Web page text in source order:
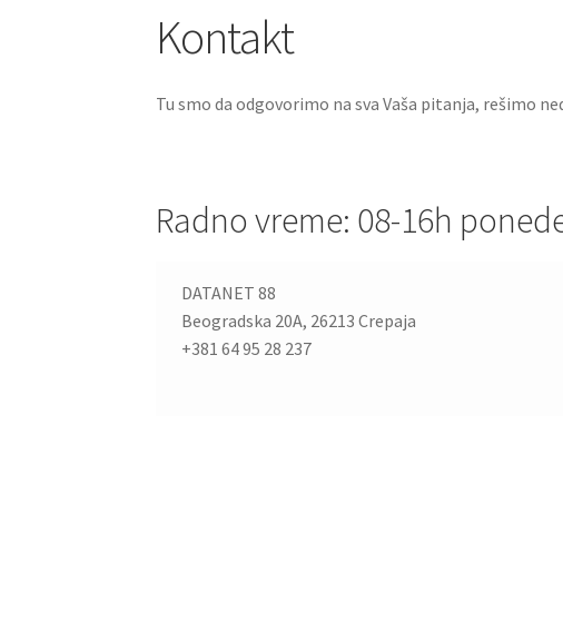
Kontakt
Tu smo da odgovorimo na sva Vaša pitanja, rešimo
Radno vreme: 08-16h
DATANET 88
Beogradska 20A, 26213 Crepaja
+381 64 95 28 237